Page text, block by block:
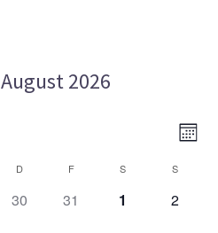
August 2026
D F S S
0
30
0
31
0
1
0
2